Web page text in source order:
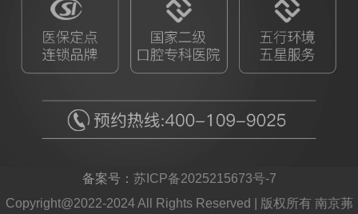
备案号： 苏ICP备2025215673号-7
Copyright@2022-2024 All Rights Reserved | 版权所有 南京茀